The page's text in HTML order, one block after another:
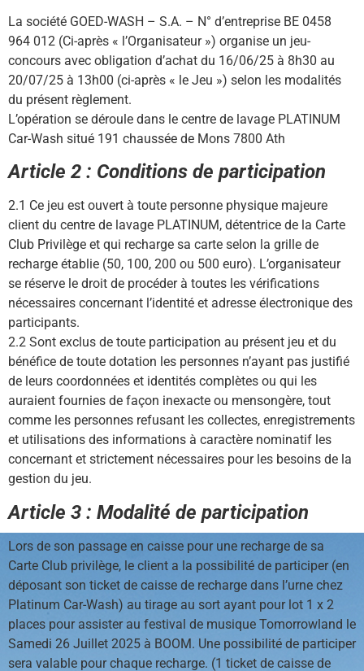
La société GOED-WASH – S.A. – N° d’entreprise BE 0458
964 012 (Ci-après « l’Organisateur ») organise un jeu-
concours avec obligation d’achat du 16/06/25 à 8h30 au
20/07/25 à 13h00 (ci-après « le Jeu ») selon les modalités
du présent règlement.
L’opération se déroule dans le centre de lavage PLATINUM
Car-Wash situé 191 chaussée de Mons 7800 Ath
Article 2 : Conditions de participation
2.1 Ce jeu est ouvert à toute personne physique majeure
client du centre de lavage PLATINUM, détentrice de la Carte
Club Privilège et qui recharge sa carte selon la grille de
recharge établie (50, 100, 200 ou 500 euro). L’organisateur
se réserve le droit de procéder à toutes les vérifications
nécessaires concernant l’identité et adresse électronique des
participants.
2.2 Sont exclus de toute participation au présent jeu et du
bénéfice de toute dotation les personnes n’ayant pas justifié
de leurs coordonnées et identités complètes ou qui les
auraient fournies de façon inexacte ou mensongère, tout
comme les personnes refusant les collectes, enregistrements
et utilisations des informations à caractère nominatif les
concernant et strictement nécessaires pour les besoins de la
gestion du jeu.
Article 3 : Modalité de participation
Lors de son passage en caisse pour une recharge de sa
Carte Club privilège, le client a la possibilité de participer (en
déposant son ticket de caisse de recharge dans l’urne chez
Platinum Car-Wash) au tirage au sort ayant pour lot 1 x 2
places pour assister au festival de musique Tomorrowland le
Samedi 26 Juillet 2025 à BOOM. Une possibilité de participer
sera valable pour chaque recharge. (1 ticket de caisse de